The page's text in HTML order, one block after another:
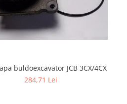
buldoexcavator JCB 3CX/4CX
284,71 Lei